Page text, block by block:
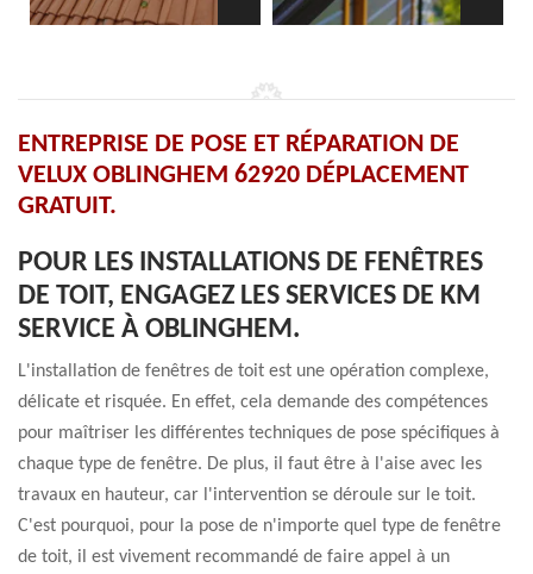
ENTREPRISE DE POSE ET RÉPARATION DE
VELUX OBLINGHEM 62920 DÉPLACEMENT
GRATUIT.
POUR LES INSTALLATIONS DE FENÊTRES
DE TOIT, ENGAGEZ LES SERVICES DE KM
SERVICE À OBLINGHEM.
L'installation de fenêtres de toit est une opération complexe,
délicate et risquée. En effet, cela demande des compétences
pour maîtriser les différentes techniques de pose spécifiques à
chaque type de fenêtre. De plus, il faut être à l'aise avec les
travaux en hauteur, car l'intervention se déroule sur le toit.
C'est pourquoi, pour la pose de n'importe quel type de fenêtre
de toit, il est vivement recommandé de faire appel à un